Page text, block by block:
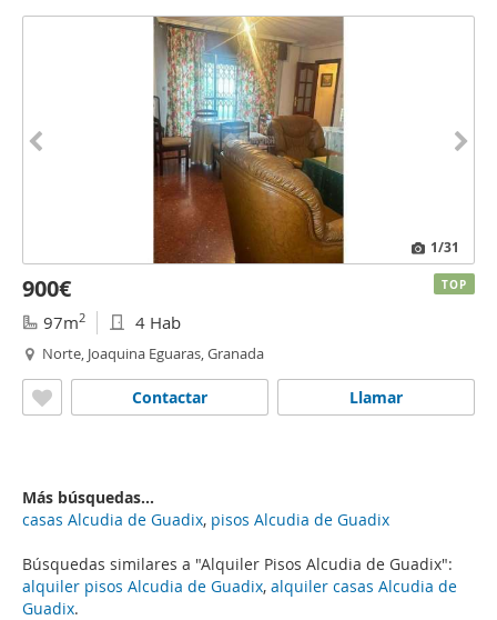
Búsquedas similares a "Alquiler Pisos Alcudia de Guadix":
alquiler pisos Alcudia de Guadix, alquiler casas Alcudia de
Guadix.
1/31
900€
97m2 4 Hab
Norte, Joaquina Eguaras, Granada
Llamar
Contactar
TOP
Más búsquedas...
casas Alcudia de Guadix, pisos Alcudia de Guadix